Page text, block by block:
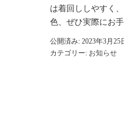
は着回ししやすく
色、ぜひ実際にお
公開済み: 2023年3月25
カテゴリー: お知らせ